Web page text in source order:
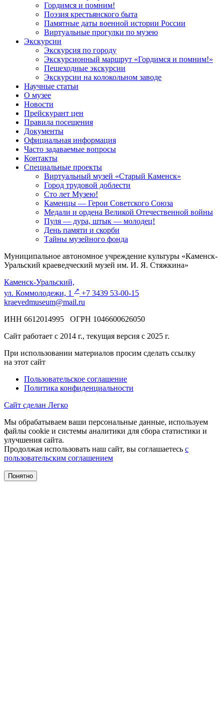
Гордимся и помним!
Поэзия крестьянского быта
Памятные даты военной истории России
Виртуальные прогулки по музею
Экскурсии
Экскурсия по городу
Экскурсионный маршрут «Гордимся и помним!»
Пешеходные экскурсии
Экскурсии на колокольном заводе
Научные статьи
О музее
Новости
Прейскурант цен
Правила посещения
Документы
Официальная информация
Часто задаваемые вопросы
Контакты
Специальные проекты
Виртуальный музей «Старый Каменск»
Город трудовой доблести
Сто лет Музею!
Каменцы — Герои Советского Союза
Медали и ордена Великой Отечественной войны
Пуля — дура, штык — молодец!
День памяти и скорби
Тайны музейного фонда
Муниципальное автономное учреждение культуры «Каменск-
Уральский краеведческий музей им. И. Я. Стяжкина»
Каменск-Уральский,
ул. Коммолодежи, 1 ↗️ +7 3439 53-00-15
kraevedmuseum@mail.ru
ИНН 6612014995 ОГРН 1046600626050
Сайт работает с 2014 г., текущая версия с 2025 г.
При использовании материалов просим сделать ссылку
на этот сайт
Пользовательское соглашение
Политика конфиденциальности
Сайт сделан Легко
Мы обрабатываем ваши персональные данные, используем
файлы cookie и системы аналитики для сбора статистики и
улучшения сайта.
Продолжая использовать наш сайт, вы соглашаетесь с
пользовательским соглашением
Понятно